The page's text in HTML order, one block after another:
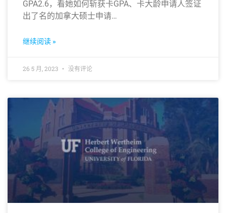
GPA2.6，看她如何斩获卡GPA、卡大龄申请人签证
出了名的加拿大硕士申请…
继续阅读 »
26 5 月, 2023 没有评论